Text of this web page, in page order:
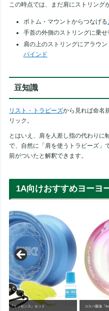
この時点では、まだ肩にストリング
ボトム・マウントからつなげる
手首の外側のストリングに乗せ
肩の上のストリングにアラウ
バインド
豆知識
リスト・トラピーズから見れば命名
リック。
とはいえ、肩を人差し指の代わりに
で、自然に「肩を使うトラピーズ」
前がついたと解釈できます。
1A向けおすすめヨーヨ
コスパ最強『AoE』